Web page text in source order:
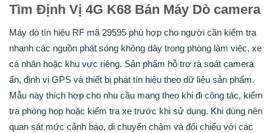
Tìm Định Vị 4G K68 Bán Máy Dò camera
Máy dò tín hiệu RF mã 29595 phù hợp cho người cần kiểm tra
nhanh các nguồn phát sóng không dây trong phòng làm việc, xe
cá nhân hoặc khu vực riêng. Sản phẩm hỗ trợ rà soát camera
ẩn, định vị GPS và thiết bị phát tín hiệu theo dữ liệu sản phẩm.
Mẫu này thích hợp cho nhu cầu mang theo khi đi công tác, kiểm
tra phòng họp hoặc kiểm tra xe trước khi sử dụng. Khi dùng nên
quan sát mức cảnh báo, di chuyển chậm và đối chiếu với các